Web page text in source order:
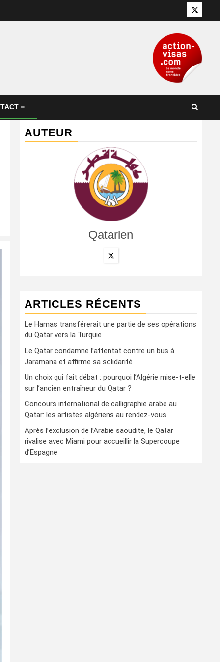
Twitter
=
AUTEUR
Qatarien
ARTICLES RÉCENTS
Le Hamas transférerait une partie de ses opérations
du Qatar vers la Turquie
Le Qatar condamne l’attentat contre un bus à
Jaramana et affirme sa solidarité
Un choix qui fait débat : pourquoi l’Algérie mise-t-elle
sur l’ancien entraîneur du Qatar ?
Concours international de calligraphie arabe au
Qatar: les artistes algériens au rendez-vous
Après l’exclusion de l’Arabie saoudite, le Qatar
rivalise avec Miami pour accueillir la Supercoupe
d’Espagne